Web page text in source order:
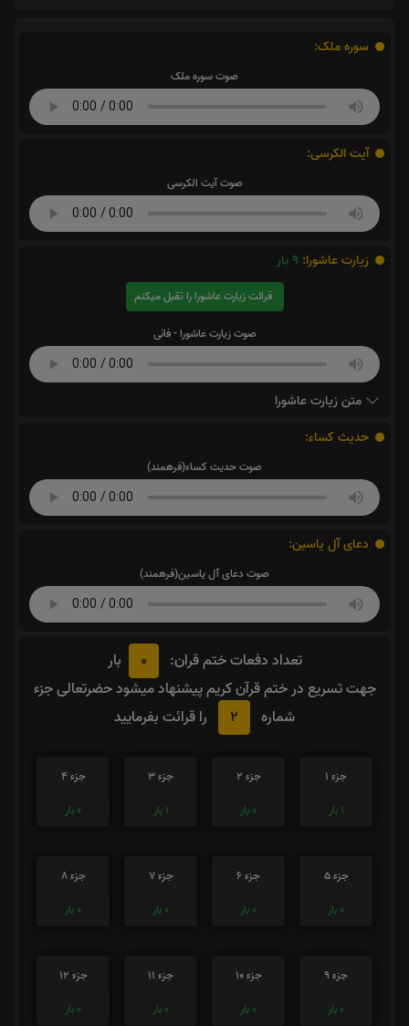
سوره ملک:
صوت سوره ملک
آیت الکرسی:
صوت آیت الکرسی
زیارت عاشورا: 9بار
قرائت زیارت عاشورا را تقبل میکنم
صوت زیارت عاشورا - فانی
متن زیارت عاشورا
حدیث کساء:
صوت حدیث کساء(فرهمند)
دعای آل یاسین:
صوت دعای آل یاسین(فرهمند)
تعداد دفعات ختم قران: 0
بار
جهت تسریع در ختم قرآن کریم پیشنهاد میشود حضرتعالی جزء
شماره
2 را قرائت بفرمایید
جزء 1
1 بار
جزء 2
0 بار
جزء 3
1 بار
جزء 4
0 بار
جزء 5
0 بار
جزء 6
0 بار
جزء 7
0 بار
جزء 8
0 بار
جزء 9
0 بار
جزء 10
0 بار
جزء 11
0 بار
جزء 12
0 بار